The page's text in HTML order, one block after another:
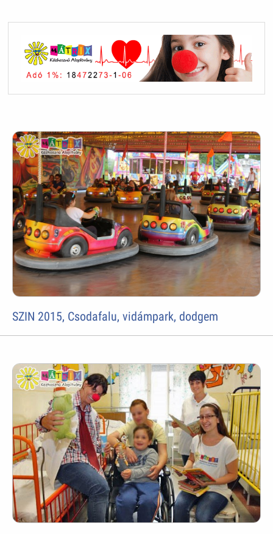
SZIN 2015, Csodafalu, vidámpark, dodgem